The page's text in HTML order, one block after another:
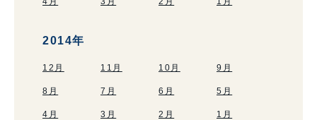
2014年
12月 11月 10月 9月
8月 7月 6月 5月
4月 3月 2月 1月